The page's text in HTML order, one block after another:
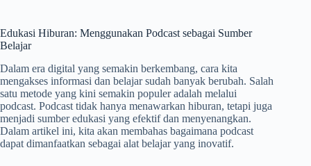
Edukasi Hiburan: Menggunakan Podcast sebagai Sumber
Belajar
Dalam era digital yang semakin berkembang, cara kita
mengakses informasi dan belajar sudah banyak berubah. Salah
satu metode yang kini semakin populer adalah melalui
podcast. Podcast tidak hanya menawarkan hiburan, tetapi juga
menjadi sumber edukasi yang efektif dan menyenangkan.
Dalam artikel ini, kita akan membahas bagaimana podcast
dapat dimanfaatkan sebagai alat belajar yang inovatif.